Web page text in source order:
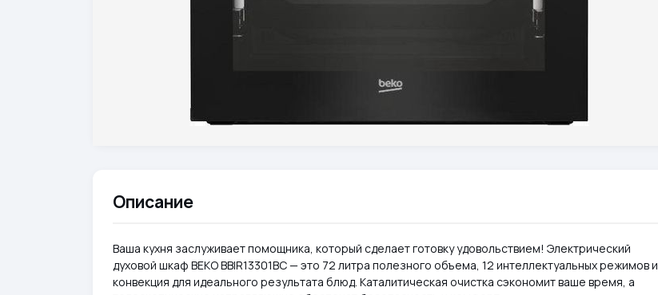
Описание
Ваша кухня заслуживает помощника, который сделает готовку удовольствием! Электрический
духовой шкаф BEKO BBIR13301BC — это 72 литра полезного объема, 12 интеллектуальных режимов и
конвекция для идеального результата блюд. Каталитическая очистка сэкономит ваше время, а